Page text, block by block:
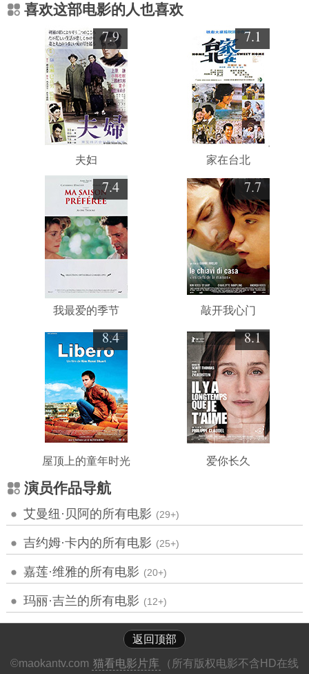
喜欢这部电影的人也喜欢
7.9
夫妇
7.1
家在台北
7.4
我最爱的季节
7.7
敲开我心门
8.4
屋顶上的童年时光
8.1
爱你长久
演员作品导航
艾曼纽·贝阿的所有电影 (29+)
吉约姆·卡内的所有电影 (25+)
嘉莲·维雅的所有电影 (20+)
玛丽·吉兰的所有电影 (12+)
返回顶部
©maokantv.com 猫看电影片库
（所有版权电影不含HD在线